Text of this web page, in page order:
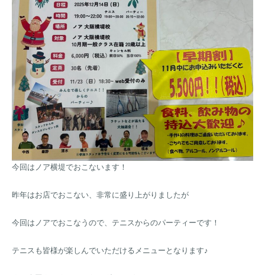
今回はノア横堤でおこないます！
昨年はお店でおこない、非常に盛り上がりましたが
今回はノアでおこなうので、テニスからのパーティーです！
テニスも皆様が楽しんでいただけるメニューとなります♪